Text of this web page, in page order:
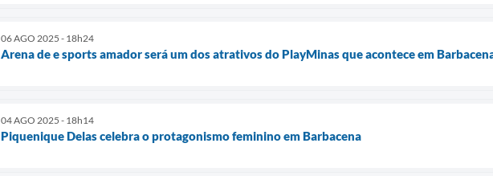
06 AGO 2025 - 18h24
Arena de e sports amador será um dos atrativos do PlayMinas que acontece em
04 AGO 2025 - 18h14
Piquenique Delas celebra o protagonismo feminino em Barbacena